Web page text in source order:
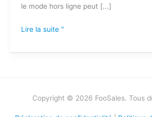
le mode hors ligne peut [...]
Lire la suite "
Copyright © 2026 FooSales. Tous